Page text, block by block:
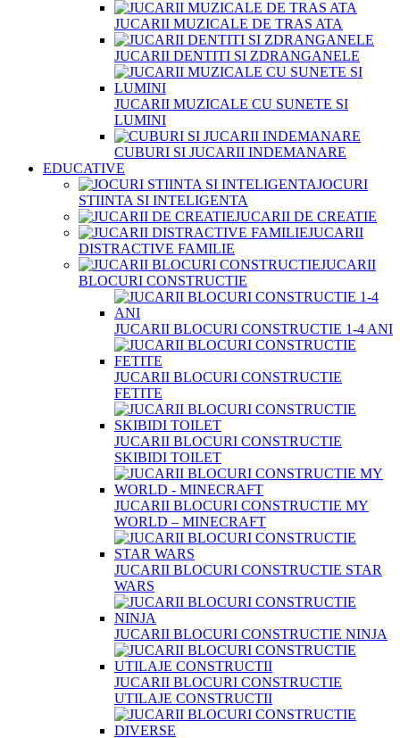
JUCARII MUZICALE DE TRAS ATA
JUCARII DENTITI SI ZDRANGANELE
JUCARII MUZICALE CU SUNETE SI
LUMINI
CUBURI SI JUCARII INDEMANARE
EDUCATIVE
JOCURI
STIINTA SI INTELIGENTA
JUCARII DE CREATIE
JUCARII
DISTRACTIVE FAMILIE
JUCARII
BLOCURI CONSTRUCTIE
JUCARII BLOCURI CONSTRUCTIE 1-4 ANI
JUCARII BLOCURI CONSTRUCTIE
FETITE
JUCARII BLOCURI CONSTRUCTIE
SKIBIDI TOILET
JUCARII BLOCURI CONSTRUCTIE MY
WORLD – MINECRAFT
JUCARII BLOCURI CONSTRUCTIE STAR
WARS
JUCARII BLOCURI CONSTRUCTIE NINJA
JUCARII BLOCURI CONSTRUCTIE
UTILAJE CONSTRUCTII